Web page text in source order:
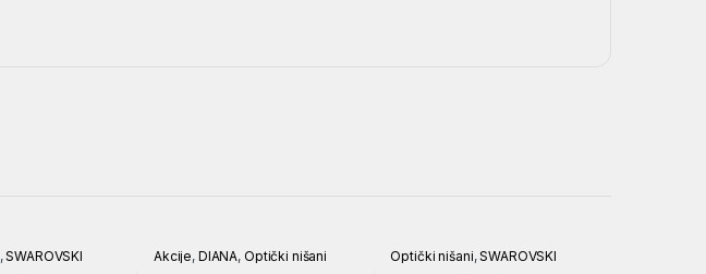
,SWAROVSKI Akcije, DIANA, Optički nišani Optički nišani,SWAROVSKI